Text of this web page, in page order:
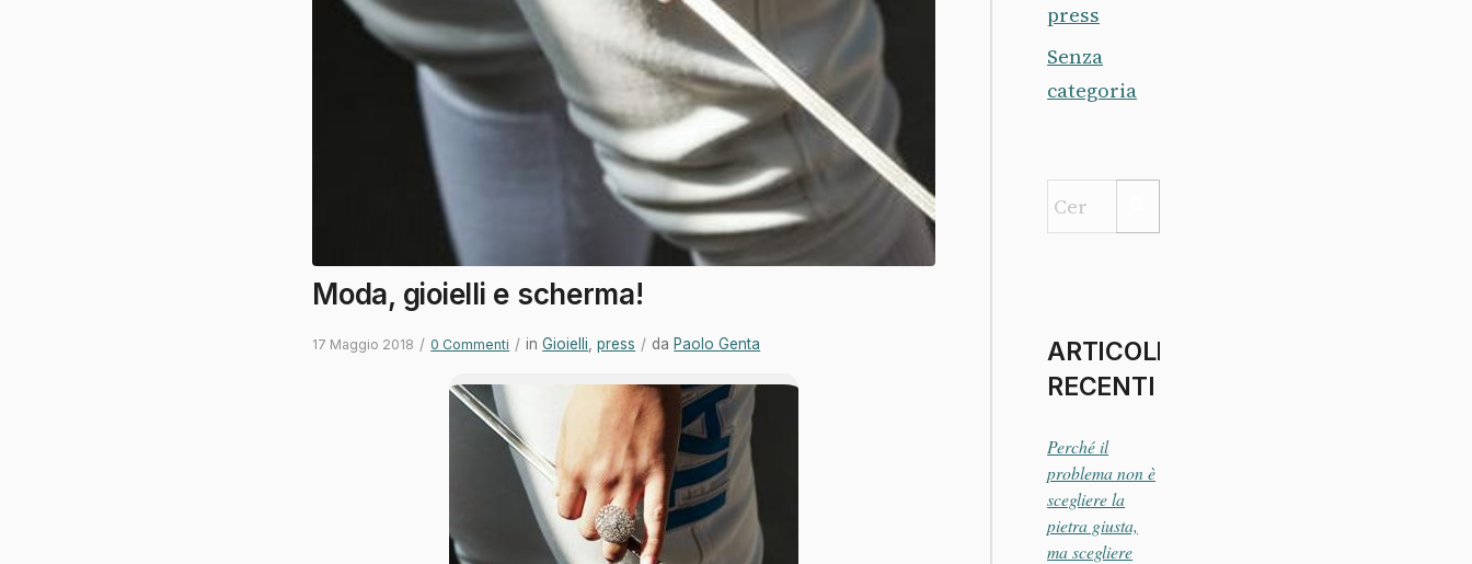
Moda, gioielli e scherma!
17 Maggio 2018 / 0 Commenti / inGioielli,press / da Paolo Genta
press
Senza
categoria
ARTICOLI
RECENTI
Perché il
problema non è
scegliere la
pietra giusta,
ma scegliere